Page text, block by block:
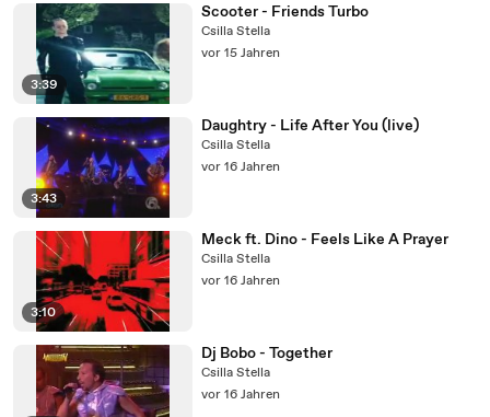
3:39
Scooter - Friends Turbo
Csilla Stella
vor 15 Jahren
3:43
Daughtry - Life After You (live)
Csilla Stella
vor 16 Jahren
3:10
Meck ft. Dino - Feels Like A Prayer
Csilla Stella
vor 16 Jahren
Dj Bobo - Together
Csilla Stella
vor 16 Jahren